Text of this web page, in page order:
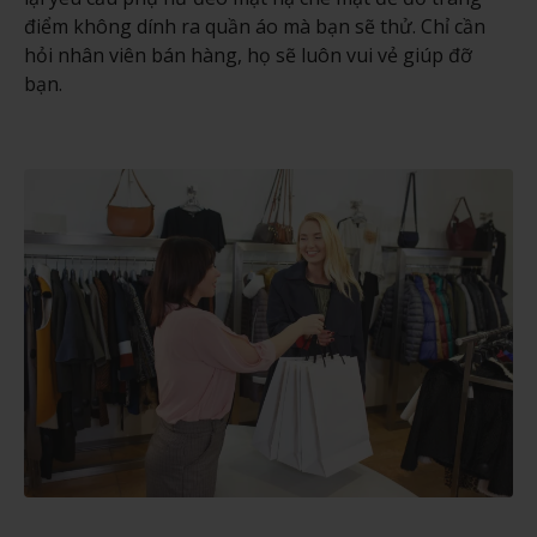
điểm không dính ra quần áo mà bạn sẽ thử. Chỉ cần
hỏi nhân viên bán hàng, họ sẽ luôn vui vẻ giúp đỡ
bạn.